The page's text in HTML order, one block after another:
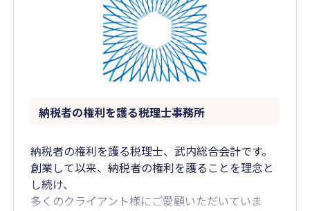
納税者の権利を護る税理士事務所
納税者の権利を護る税理士、武内総合会計です。
創業して以来、納税者の権利を護ることを理念と
し続け、
多くのクライアント様にご愛顧いただいていま